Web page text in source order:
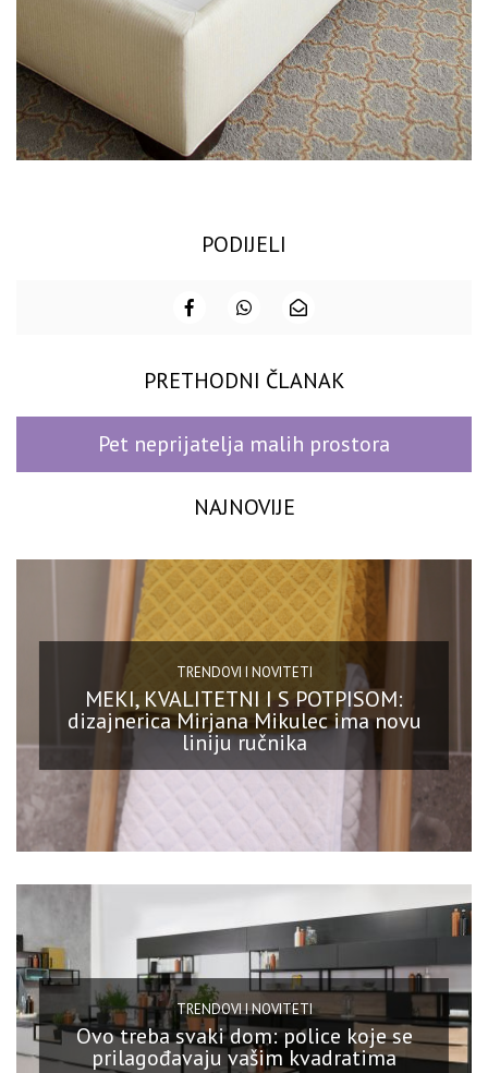
PODIJELI
PRETHODNI ČLANAK
Pet neprijatelja malih prostora
NAJNOVIJE
TRENDOVI I NOVITETI
MEKI, KVALITETNI I S POTPISOM:
dizajnerica Mirjana Mikulec ima novu
liniju ručnika
TRENDOVI I NOVITETI
Ovo treba svaki dom: police koje se
prilagođavaju vašim kvadratima